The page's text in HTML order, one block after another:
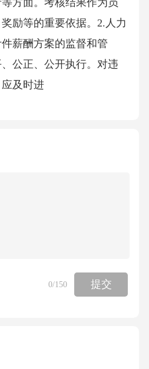
方面。考核结果作为员
励等的重要依据。2.人力
薪酬方案的监督和管
公正、公开执行。对违
及时进
0/150 提交